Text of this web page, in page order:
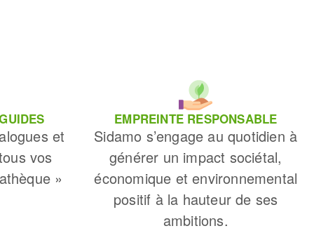
et
vos
»
EMPREINTE RESPONSABLE
Sidamo s’engage au quotidien à
générer un impact sociétal,
économique et environnemental
positif à la hauteur de ses
ambitions.